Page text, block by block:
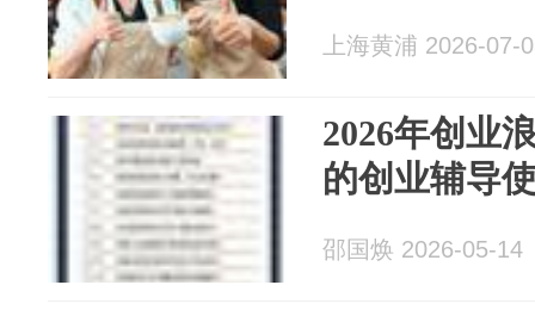
上海黄浦 2026-07-
2026年创业
的创业辅导
邵国焕 2026-05-14